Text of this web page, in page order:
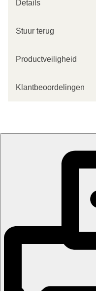
Details
Stuur terug
Productveiligheid
Klantbeoordelingen